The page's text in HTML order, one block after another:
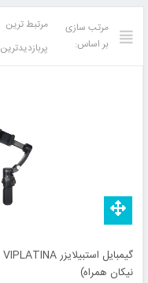
مرتب سازی
بر اساس:
مرتبط ترین
پربازدیدترین
نیکان همراه)